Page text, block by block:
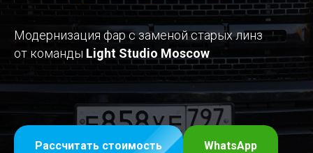
Модернизация фар с заменой старых линз
от команды Light Studio Moscow
Рассчитать стоимость WhatsApp